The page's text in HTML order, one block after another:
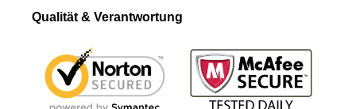
Qualität & Verantwortung